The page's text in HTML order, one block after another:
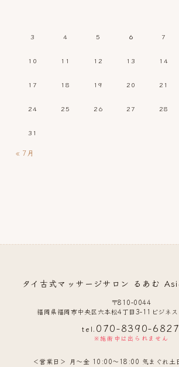
3 4 5 6 7
10 11 12 13 14
17 18 19 20 21
24 25 26 27 28
31
« 7月
タイ古式マッサージサロン るあむ
〒810-0044
福岡県福岡市中央区六本松4丁目3-11ビジネ
tel. 070-8390-6827
※施術中は出られません
営業日
月〜金 10:00〜18:00 気まぐれ